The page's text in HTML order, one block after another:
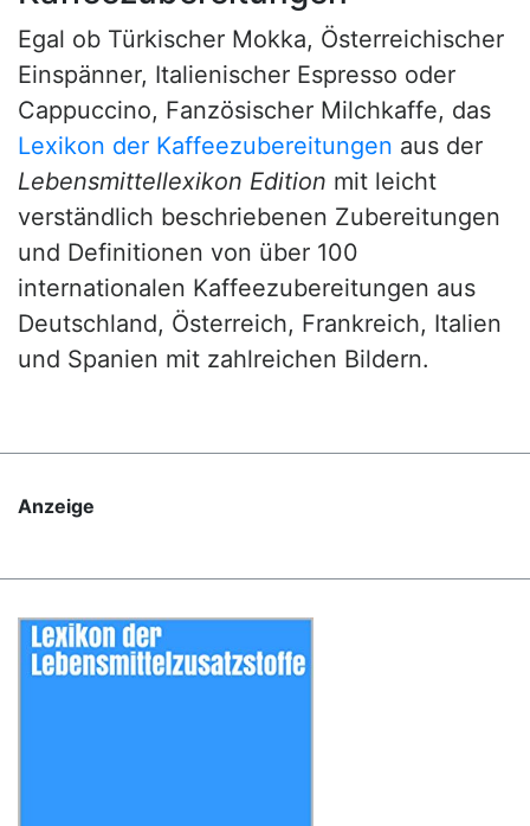
Egal ob Türkischer Mokka, Österreichischer
Einspänner, Italienischer Espresso oder
Cappuccino, Fanzösischer Milchkaffe, das
Lexikon der Kaffeezubereitungen aus der
Lebensmittellexikon Edition mit leicht
verständlich beschriebenen Zubereitungen
und Definitionen von über 100
internationalen Kaffeezubereitungen aus
Deutschland, Österreich, Frankreich, Italien
und Spanien mit zahlreichen Bildern.
Anzeige